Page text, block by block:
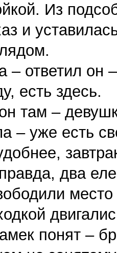
Из
и
– ответил он
есть здесь.
там –
– уже есть
два
понят –